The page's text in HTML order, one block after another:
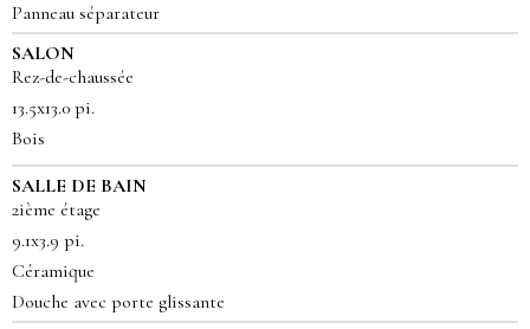
Panneau séparateur
SALON
Rez-de-chaussée
13.5x13.0 pi.
Bois
SALLE DE BAIN
2ième étage
9.1x3.9 pi.
Céramique
Douche avec porte glissante